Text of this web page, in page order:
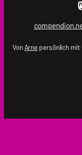
VonArne persönlich mit